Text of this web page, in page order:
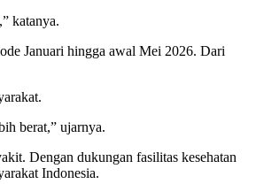
katanya.
Januari hingga awal Mei 2026. Dari
berat,” ujarnya.
Dengan dukungan fasilitas kesehatan
Indonesia.